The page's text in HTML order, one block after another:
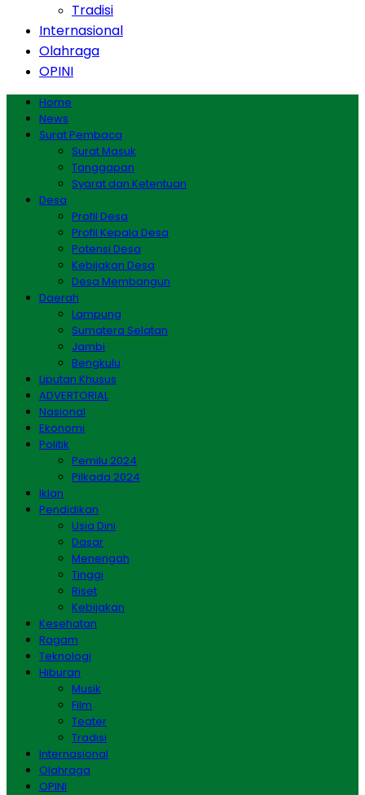
Tradisi
Internasional
Olahraga
OPINI
Home
News
Surat Pembaca
Surat Masuk
Tanggapan
Syarat dan Ketentuan
Desa
Profil Desa
Profil Kepala Desa
Potensi Desa
Kebijakan Desa
Desa Membangun
Daerah
Lampung
Sumatera Selatan
Jambi
Bengkulu
Liputan Khusus
ADVERTORIAL
Nasional
Ekonomi
Politik
Pemilu 2024
Pilkada 2024
Iklan
Pendidikan
Usia Dini
Dasar
Menengah
Tinggi
Riset
Kebijakan
Kesehatan
Ragam
Teknologi
Hiburan
Musik
Film
Teater
Tradisi
Internasional
Olahraga
OPINI